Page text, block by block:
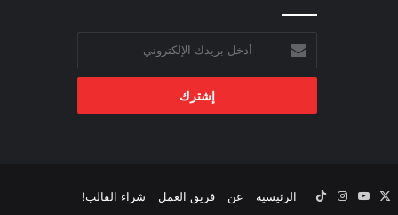
بريدك
الإلكتروني
الرئيسية عن فريق العمل شراء القالب! ‫YouTubeانستقرام‫TikTok